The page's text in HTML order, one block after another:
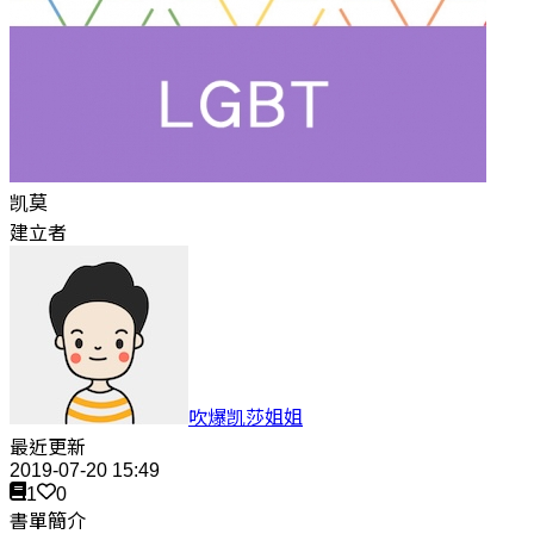
凯莫
建立者
吹爆凯莎姐姐
最近更新
2019-07-20 15:49
1
0
書單簡介